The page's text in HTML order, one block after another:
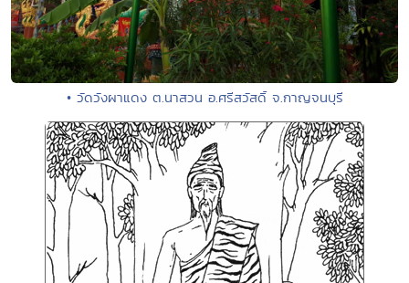
• วัดวังผาแดง ต.นาสวน อ.ศรีสวัสดิ์ จ.กาญจนบุรี